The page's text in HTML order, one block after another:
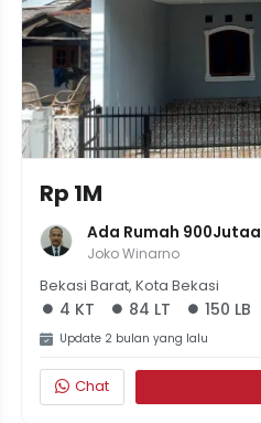
Rp 1M
Ada Rumah
Bekasi | LT84 | LB150 |
Joko Winarno
Bekasi Barat, Kota Bekasi
4 KT 84 LT 150 LB
Update 2 bulan yang lalu
Chat